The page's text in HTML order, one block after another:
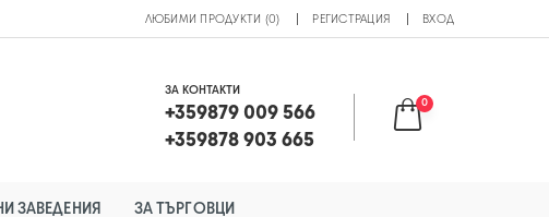
ЛЮБИМИ ПРОДУКТИ (0) РЕГИСТРАЦИЯ ВХОД
ЗА КОНТАКТИ
+359879 009 566
+359878 903 665
0
ЗАВЕДЕНИЯ ЗА ТЪРГОВЦИ